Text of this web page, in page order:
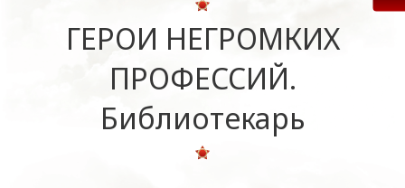
ГЕРОИ НЕГРОМКИХ
ПРОФЕССИЙ.
Библиотекарь